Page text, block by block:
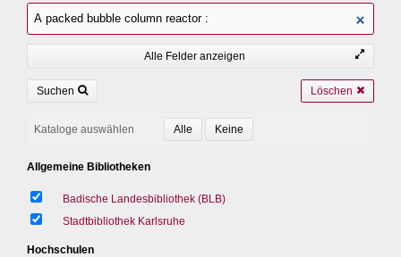
Alle Felder anzeigen
Suchen Löschen
Kataloge auswählen
Allgemeine Bibliotheken
Badische Landesbibliothek (BLB)
Stadtbibliothek Karlsruhe
Hochschulen